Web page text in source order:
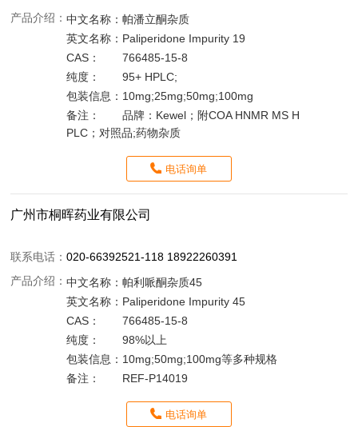
产品介绍：中文名称：帕潘立酮杂质
英文名称： Paliperidone Impurity 19
CAS：
766485-15-8
纯度：
95+ HPLC;
包装信息： 10mg;25mg;50mg;100mg
备注：
品牌：Kewel；附COA HNMR MS H
PLC；对照品;药物杂质
电话询单
广州市桐晖药业有限公司
联系电话：020-66392521-118 18922260391
产品介绍：中文名称：帕利哌酮杂质45
英文名称： Paliperidone Impurity 45
CAS：
766485-15-8
纯度：
98%以上
包装信息： 10mg;50mg;100mg等多种规格
备注：
REF-P14019
电话询单